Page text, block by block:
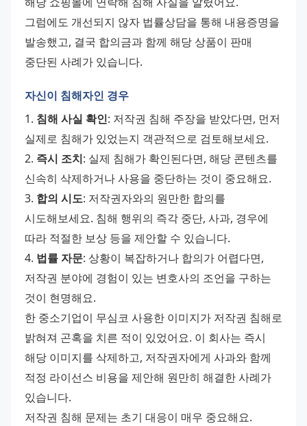
그럼에도 개선되지 않자 법률상담을 통해 내용증명을
발송했고, 결국 합의금과 함께 해당 상품이 판매
중단된 사례가 있습니다.
자신이 침해자인 경우
1. 침해 사실 확인: 저작권 침해 주장을 받았다면, 먼저
실제로 침해가 있었는지 객관적으로 검토해보세요.
2. 즉시 조치: 실제 침해가 확인된다면, 해당 콘텐츠를
신속히 삭제하거나 사용을 중단하는 것이 중요해요.
3. 합의 시도: 저작권자와의 원만한 합의를
시도해보세요. 침해 행위의 즉각 중단, 사과, 경우에
따라 적절한 보상 등을 제안할 수 있습니다.
4. 법률 자문: 상황이 복잡하거나 합의가 어렵다면,
저작권 분야에 경험이 있는 변호사의 조언을 구하는
것이 현명해요.
한 중소기업이 무심코 사용한 이미지가 저작권 침해로
밝혀져 곤혹을 치른 적이 있었어요. 이 회사는 즉시
해당 이미지를 삭제하고, 저작권자에게 사과와 함께
적정 라이선스 비용을 제안해 원만히 해결한 사례가
있습니다.
저작권 침해 문제는 초기 대응이 매우 중요해요.